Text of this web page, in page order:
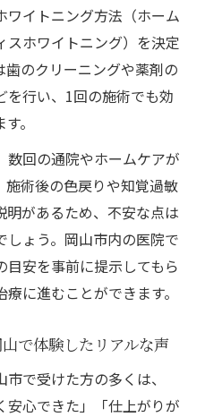
イトニング方法（ホーム
スホワイトニング）を決定
歯のクリーニングや薬剤の
を行い、1回の施術でも効
。
回の通院やホームケアが
術後の色戻りや知覚過敏
明があるため、不安な点は
ょう。岡山市内の医院で
安を事前に提示してもら
に進むことができます。
で体験したリアルな声
で受けた方の多くは、
安心できた」「仕上がりが